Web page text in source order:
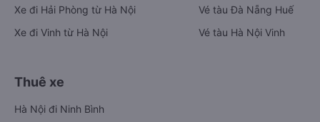
Xe đi Hải Phòng từ Hà Nội
Xe đi Vinh từ Hà Nội
Vé tàu Đà Nẵng Huế
Vé tàu Hà Nội Vinh
Thuê xe
Hà Nội đi Ninh Bình